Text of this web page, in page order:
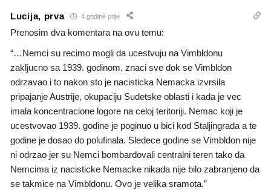
Lucija, prva 4 godine prije
Prenosim dva komentara na ovu temu:
“…Nemci su recimo mogli da ucestvuju na Vimbldonu
zakljucno sa 1939. godinom, znaci sve dok se Vimbldon
odrzavao i to nakon sto je nacisticka Nemacka izvrsila
pripajanje Austrije, okupaciju Sudetske oblasti i kada je vec
imala koncentracione logore na celoj teritoriji. Nemac koji je
ucestvovao 1939. godine je poginuo u bici kod Staljingrada a te
godine je dosao do polufinala. Sledece godine se Vimbldon nije
ni odrzao jer su Nemci bombardovali centralni teren tako da
Nemcima iz nacisticke Nemacke nikada nije bilo zabranjeno da
se takmice na Vimbldonu. Ovo je velika sramota.”